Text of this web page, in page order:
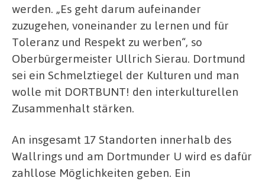
werden. „Es geht darum aufeinander
zuzugehen, voneinander zu lernen und für
Toleranz und Respekt zu werben“, so
Oberbürgermeister Ullrich Sierau. Dortmund
sei ein Schmelztiegel der Kulturen und man
wolle mit DORTBUNT! den interkulturellen
Zusammenhalt stärken.
An insgesamt 17 Standorten innerhalb des
Wallrings und am Dortmunder U wird es dafür
zahllose Möglichkeiten geben. Ein